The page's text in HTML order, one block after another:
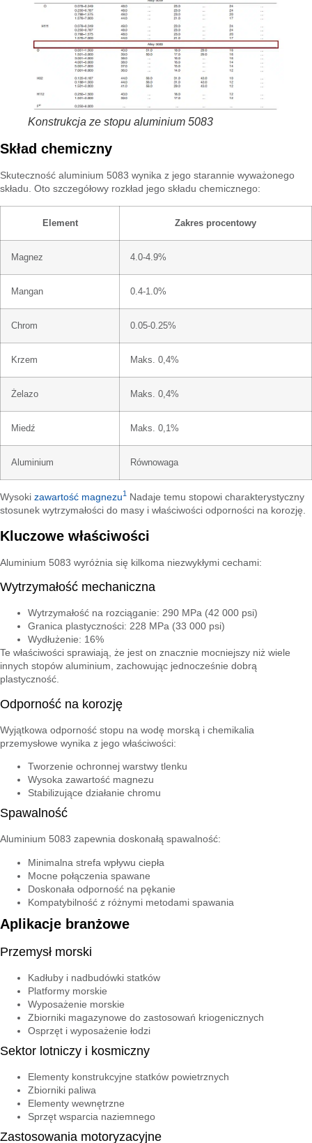
Konstrukcja ze stopu aluminium 5083
Skład chemiczny
Skuteczność aluminium 5083 wynika z jego starannie wyważonego
składu. Oto szczegółowy rozkład jego składu chemicznego:
Element Zakres procentowy
Magnez 4.0-4.9%
Mangan 0.4-1.0%
Chrom 0.05-0.25%
Krzem Maks. 0,4%
Żelazo Maks. 0,4%
Miedź Maks. 0,1%
Aluminium Równowaga
Wysoki zawartość magnezu1
Nadaje temu stopowi charakterystyczny
stosunek wytrzymałości do masy i właściwości odporności na korozję.
Kluczowe właściwości
Aluminium 5083 wyróżnia się kilkoma niezwykłymi cechami:
Wytrzymałość mechaniczna
Wytrzymałość na rozciąganie: 290 MPa (42 000 psi)
Granica plastyczności: 228 MPa (33 000 psi)
Wydłużenie: 16%
Te właściwości sprawiają, że jest on znacznie mocniejszy niż wiele
innych stopów aluminium, zachowując jednocześnie dobrą
plastyczność.
Odporność na korozję
Wyjątkowa odporność stopu na wodę morską i chemikalia
przemysłowe wynika z jego właściwości:
Tworzenie ochronnej warstwy tlenku
Wysoka zawartość magnezu
Stabilizujące działanie chromu
Spawalność
Aluminium 5083 zapewnia doskonałą spawalność:
Minimalna strefa wpływu ciepła
Mocne połączenia spawane
Doskonała odporność na pękanie
Kompatybilność z różnymi metodami spawania
Aplikacje branżowe
Przemysł morski
Kadłuby i nadbudówki statków
Platformy morskie
Wyposażenie morskie
Zbiorniki magazynowe do zastosowań kriogenicznych
Osprzęt i wyposażenie łodzi
Sektor lotniczy i kosmiczny
Elementy konstrukcyjne statków powietrznych
Zbiorniki paliwa
Elementy wewnętrzne
Sprzęt wsparcia naziemnego
Zastosowania motoryzacyjne